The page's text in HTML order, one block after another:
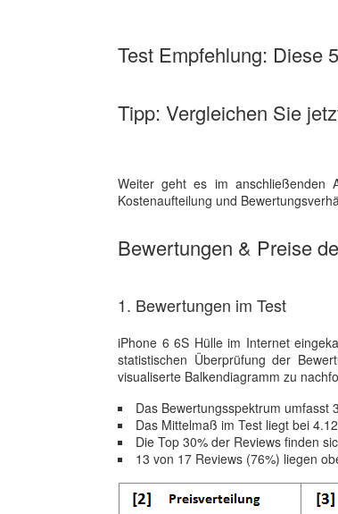
Test Empfehlung: Diese
Tipp: Vergleichen Sie
Weiter geht es im anschließenden
Kostenaufteilung und
Bewertungen & Preise
1. Bewertungen im Test
iPhone 6 6S Hülle im Internet
statistischen Überprüfung der
visualiserte Balkendiagramm zu
Das Bewertungsspektrum umfasst
Das Mittelmaß im Test liegt bei
Die Top 30% der Reviews finden
13 von 17 Reviews (76%) liegen